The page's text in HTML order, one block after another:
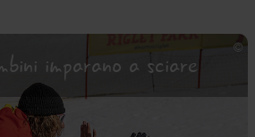
imparano a sciare